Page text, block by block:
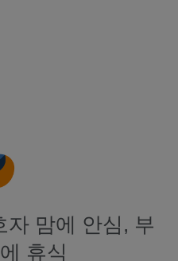
자 맘에 안심, 부
휴식